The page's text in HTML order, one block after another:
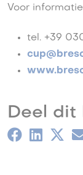
Voor
tel. +39
Deel dit